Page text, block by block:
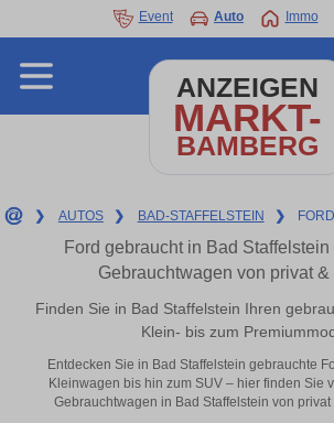
Event Auto Immo
ANZEIGEN
MARKT-
BAMBERG
❯ AUTOS ❯ BAD-STAFFELSTEIN ❯ FORD
Ford gebraucht in Bad
Gebrauchtwagen von privat
Finden Sie in Bad Staffelstein Ihren
Klein- bis zum
Entdecken Sie in Bad Staffelstein gebrauchte
Kleinwagen bis hin zum SUV – hier finden Sie
Gebrauchtwagen in Bad Staffelstein von